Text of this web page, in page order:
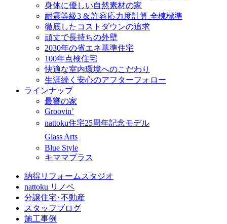
身体に優しい自然素材の家
耐震等級3 & 許容応力度計算 全棟標準
徹底したコストダウンの追求
頑丈で長持ちの外壁
2030年の省エネ基準住宅
100年点検住宅
快適な室内環境へのこだわり
生涯続く安心のアフターフォロー
ラインナップ
最響の家
Groovin’
nattoku住宅25周年記念モデル
Glass Arts
Blue Style
キママプラス
納得リフォームスタジオ
nattoku リノベ
分譲住宅･不動産
スタッフブログ
施工事例